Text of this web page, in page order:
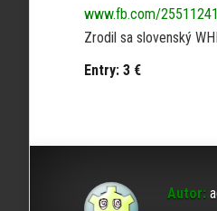
www.fb.com/
Zrodil sa slovenský
Entry: 3 €
Autor: